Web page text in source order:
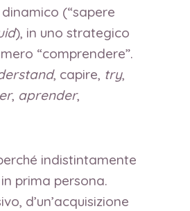
(“sapere
), in uno strategico
“comprendere”.
, capire, try,
, aprender,
indistintamente
prima persona.
d’un’acquisizione